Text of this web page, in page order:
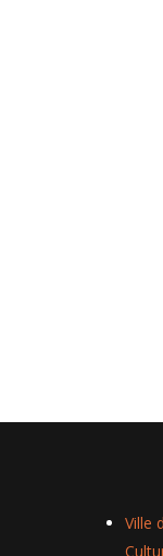
Ville